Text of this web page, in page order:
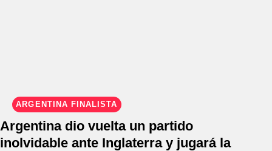
ARGENTINA FINALISTA
Argentina dio vuelta un partido
inolvidable ante Inglaterra y jugará la